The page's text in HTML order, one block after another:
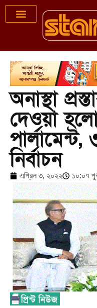
অনাস্থা
দেওয়া হলো
নির্বাচন
এপ্রিল ৩, ২০২২ ১০:০৭